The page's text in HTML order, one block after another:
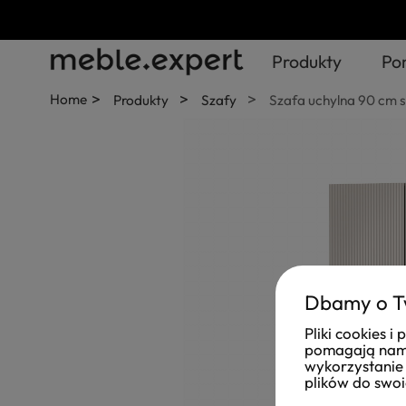
Produkty
Home > Produkty > Szafy > Szafa uchylna 90 cm
Dbamy o
Pliki cookies i
pomagają
wykorzystanie
plików do